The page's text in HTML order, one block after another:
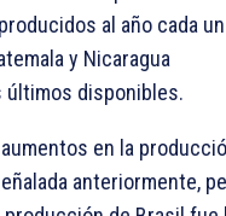
al año cada
y Nicaragua
últimos disponibles.
en la
anteriormente,